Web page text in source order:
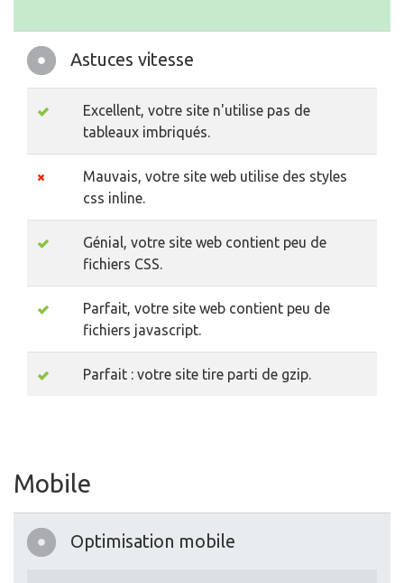
Astuces vitesse
Excellent, votre site n'utilise pas de
tableaux imbriqués.
Mauvais, votre site web utilise des styles
css inline.
Génial, votre site web contient peu de
fichiers CSS.
Parfait, votre site web contient peu de
fichiers javascript.
Parfait : votre site tire parti de gzip.
Mobile
Optimisation mobile